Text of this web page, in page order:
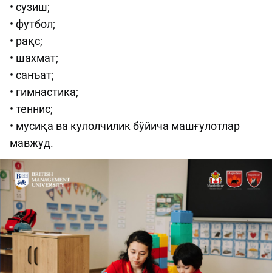
• сузиш;
• футбол;
• рақс;
• шахмат;
• санъат;
• гимнастика;
• теннис;
• мусиқа ва кулолчилик бўйича машғулотлар
мавжуд.